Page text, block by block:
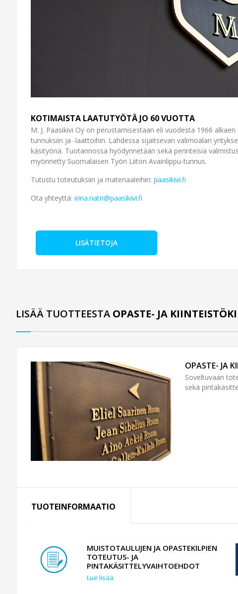
KOTIMAISTA LAATUTYÖTÄ JO 60 VUOTTA
M. J. Paasikivi Oy on perustamisestaan eli vuodesta 1966
tunnuksiin ja -laattoihin. Lahdessa sijaitsevan valimo­alan
käsityönä. Tuotannossa hyödynnetään sekä perinteisiä
myönnetty Suomalaisen Työn Liiton Avainlippu-tunnus.
Tutustu toteutuksiin ja materiaaleihin: paasikivi.fi
Ota yhteyttä: irina.natri@paasikivi.fi
LISÄTIETOJA
LISÄÄ TUOTTEESTA OPASTE- JA
OPASTE- JA
Soveltuvaan
sekä
TUOTEINFORMAATIO
MUISTOTAULUJEN JA OPASTEKILPIEN
TOTEUTUS- JA
PINTAKÄSITTELYVAIHTOEHDOT
Lue lisää